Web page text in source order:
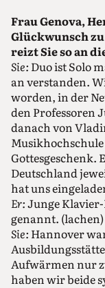
Frau Genova,
Glückwunsch
reizt Sie so an
Sie: Duo ist Solo
an verstanden.
worden, in der
den Professoren
danach von
Gottesgeschenk.
Deutschland
hat uns
Er:Junge
genannt. (lachen)
Sie: Hannover
Aufwärmen nur
haben wir beide